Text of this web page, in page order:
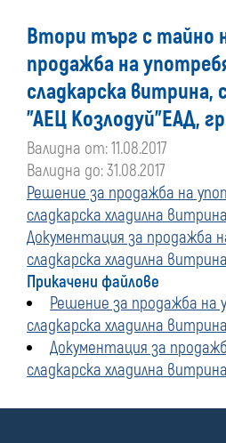
Втори търг с тайно
продажба на
сладкарска
"АЕЦ Козлодуй"ЕАД,
Валидна от: 11.08.2017
Валидна до: 31.08.2017
Решение за продажба на
сладкарска хладилна витрина
Документация за продажба
сладкарска хладилна витрина
Прикачени файлове
Решение за продажба на
сладкарска хладилна витрина
Документация за
сладкарска хладилна витрина